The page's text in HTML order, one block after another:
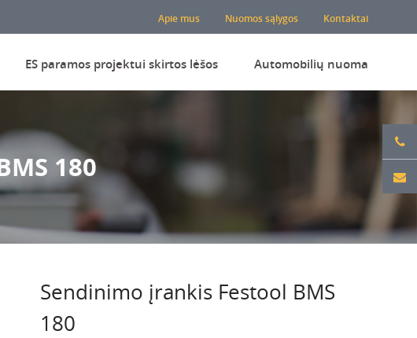
Apie mus Nuomos sąlygos Kontaktai
ES paramos projektui skirtos lėšos Automobilių nuoma
180
Sendinimo įrankis Festool BMS
180